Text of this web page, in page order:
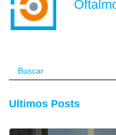
Ultimos Posts